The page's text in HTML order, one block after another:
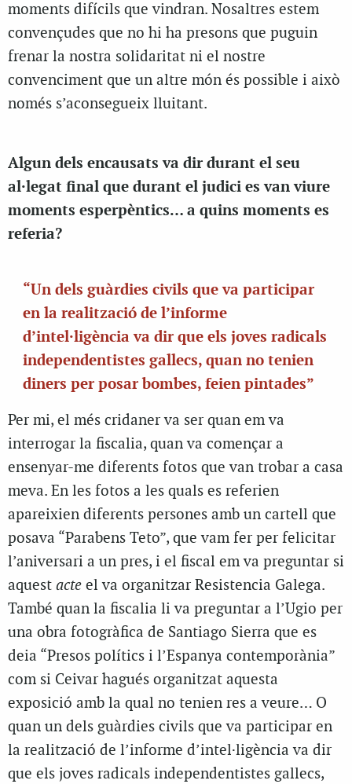
moments difícils que vindran. Nosaltres estem
convençudes que no hi ha presons que puguin
frenar la nostra solidaritat ni el nostre
convenciment que un altre món és possible i això
només s’aconsegueix lluitant.
Algun dels encausats va dir durant el seu
al·legat final que durant el judici es van viure
moments esperpèntics… a quins moments es
referia?
“Un dels guàrdies civils que va participar
en la realització de l’informe
d’intel·ligència va dir que els joves radicals
independentistes gallecs, quan no tenien
diners per posar bombes, feien pintades”
Per mi, el més cridaner va ser quan em va
interrogar la fiscalia, quan va començar a
ensenyar-me diferents fotos que van trobar a casa
meva. En les fotos a les quals es referien
apareixien diferents persones amb un cartell que
posava “Parabens Teto”, que vam fer per felicitar
l’aniversari a un pres, i el fiscal em va preguntar si
aquest acte el va organitzar Resistencia Galega.
També quan la fiscalia li va preguntar a l’Ugio per
una obra fotogràfica de Santiago Sierra que es
deia “Presos polítics i l’Espanya contemporània”
com si Ceivar hagués organitzat aquesta
exposició amb la qual no tenien res a veure… O
quan un dels guàrdies civils que va participar en
la realització de l’informe d’intel·ligència va dir
que els joves radicals independentistes gallecs,